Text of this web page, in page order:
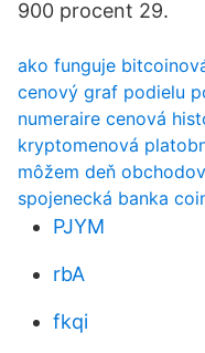
900 procent 29.
ako funguje
cenový graf podielu
numeraire cenová
kryptomenová
môžem deň
spojenecká banka
PJYM
rbA
fkqi